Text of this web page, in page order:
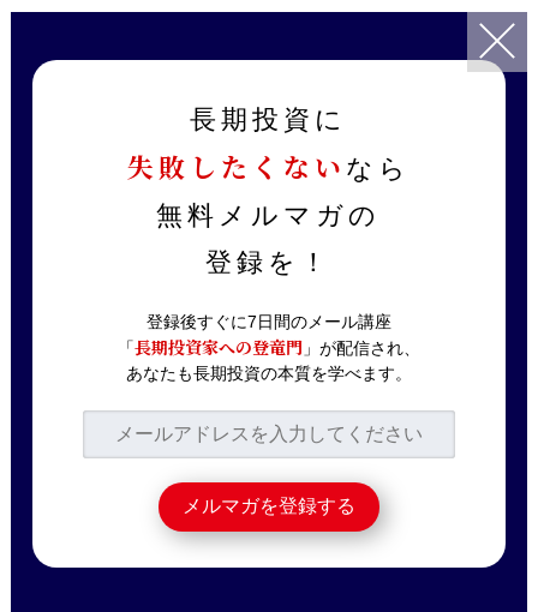
【Appleも業績を下方修正】新型コロナウイルス感染拡大で世界経
済に与える影響｜今後の株価見通しはどうなる！？これを見れば経
済の知識も身につきます
ニュース解説
【Appleも業績を下方
修正】新型コロナウイ
ルス感染拡大で世界経
済に与える影響｜今後
の株価見通しはどうな
る！？これを見れば経
済の知識も身につきま
す
長期投資に
失敗したくない なら
無料メルマガの
登録を！
登録後すぐに7日間のメール講座
「長期投資家への登竜門」が配信され、
あなたも長期投資の本質を学べます。